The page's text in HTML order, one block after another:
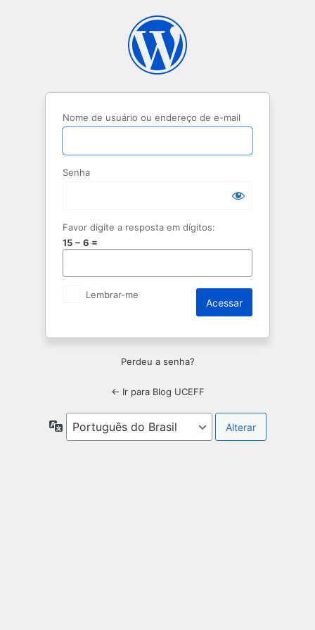
Nome de usuário ou endereço de e-mail
Senha
Favor digite a resposta em dígitos:
15 − 6 =
Lembrar-me
Perdeu a senha?
← Ir para Blog UCEFF
Idioma